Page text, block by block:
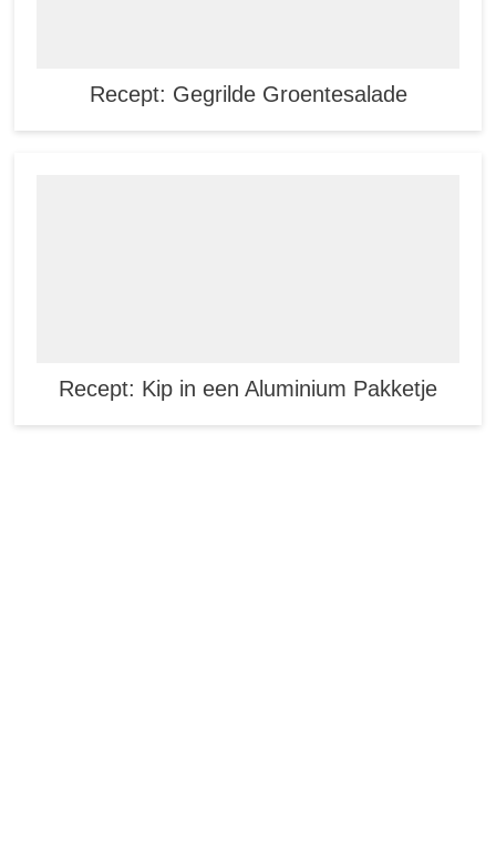
Recept: Gegrilde Groentesalade
Recept: Kip in een Aluminium Pakketje